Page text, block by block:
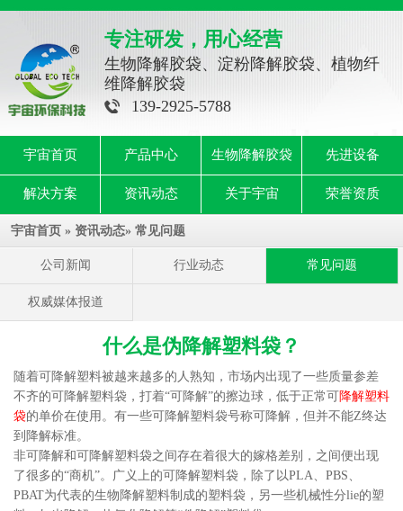
专注研发，用心经营
生物降解胶袋、淀粉降解胶袋、植物纤
维降解胶袋
139-2925-5788
宇宙首页 产品中心 生物降解胶袋 先进设备
解决方案 资讯动态 关于宇宙 荣誉资质
宇宙首页 » 资讯动态» 常见问题
公司新闻 行业动态 常见问题
权威媒体报道
什么是伪降解塑料袋？
随着可降解塑料被越来越多的人熟知，市场内出现了一些质量参差
不齐的可降解塑料袋，打着“可降解”的擦边球，低于正常可降解塑料
袋的单价在使用。有一些可降解塑料袋号称可降解，但并不能Z终达
到降解标准。
非可降解和可降解塑料袋之间存在着很大的嫁格差别，之间便出现
了很多的“商机”。广义上的可降解塑料袋，除了以PLA、PBS、
PBAT为代表的生物降解塑料制成的塑料袋，另一些机械性分lie的塑